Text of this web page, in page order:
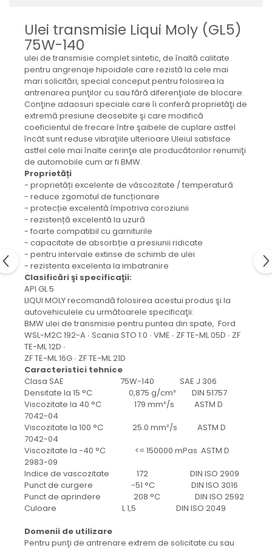
Electropompa si motoare
electrice
Burdufuri si cilindri hidraulici
Role, bucsi si bolturi
BEHRENS
Bolturi - role - bucse
Burdufe si cilindri
Mecanice
Electrice
Hidraulice
Motoare electrice si pompe
SÖRENSEN
Mecanice
Electrice
Hidraulice
Cilindri hidraulici si burdufe
protectie
Grup electropompa
Bolturi, role si bucsi
MAMMUT LIFT
Mecanice
Electrice
Hidraulice
Motor electric si pompa hidraulica
Cilindru hidraulic si protectie
burduf
ERHEL - HYDRIS
Hidraulice
Electrice
Mecanice
Role, bucse si bolturi
Motoras electric si pompa
Cilindri si burdufuri protectie
Consumabile
Ulei transmisie Liqui Moly (GL5)
75W-140
ulei de transmisie complet sintetic, de înaltă calitate
pentru angrenaje hipoidale care rezistă la cele mai
mari solicitări, special conceput pentru folosirea la
antrenarea punţilor cu sau fără diferenţiale de blocare.
Conţine adaosuri speciale care îi conferă proprietăţi de
extremă presiune deosebite şi care modifică
coeficientul de frecare între şaibele de cuplare astfel
încât sunt reduse vibraţiile ulterioare.Uleiul satisface
astfel cele mai înalte cerinţe ale producătorilor renumiţi
de automobile cum ar fi BMW.
Proprietăți
- proprietăți excelente de vâscozitate / temperatură
- reduce zgomotul de funcționare
- protecție excelentă împotriva coroziunii
- rezistență excelentă la uzură
- foarte compatibil cu garniturile
- capacitate de absorbție a presiunii ridicate
- pentru intervale extinse de schimb de ulei
- rezistenta excelenta la imbatranire
Clasificări şi specificaţii:
API GL 5
LIQUI MOLY recomandă folosirea acestui produs şi la
autovehiculele cu următoarele specificaţii:
BMW ulei de transmisie pentru puntea din spate, Ford
WSL-M2C 192-A ∙ Scania STO 1:0 ∙ VME ∙ ZF TE-ML 05D ∙ ZF
TE-ML 12D ∙
ZF TE-ML 16G ∙ ZF TE-ML 21D
Caracteristici tehnice
Clasa SAE 75W-140 SAE J 306
Densitate la 15 °C 0,875 g/cm³ DIN 51757
Viscozitate la 40 °C 179 mm²/s ASTM D
7042-04
Viscozitate la 100 °C 25.0 mm²/s ASTM D
7042-04
Viscozitate la -40 °C <= 150000 mPas ASTM D
2983-09
Indice de vascozitate 172 DIN ISO 2909
Punct de curgere -51 °C DIN ISO 3016
Punct de aprindere 208 °C DIN ISO 2592
Culoare L 1,5 DIN ISO 2049
Domenii de utilizare
Pentru punţi de antrenare extrem de solicitate cu sau